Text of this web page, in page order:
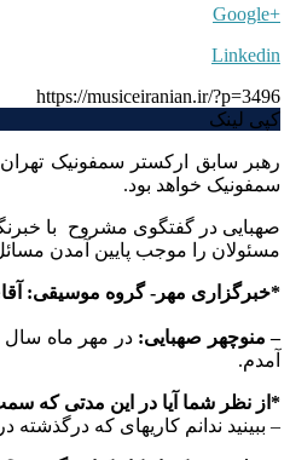
+Google
Linkedin
https://musiceiranian.ir/?p=3496
کپی لینک
رهبر سابق ارکستر سمفونیک
سمفونیک خواهد بود.
صهبایی در گفتگوی مشروح با
مسئولان را موجب پایین آمدن
*خبرگزاری مهر- گروه موسیقی:
– منوچهر صهبایی:
آمدم.
*از نظر شما آیا در این مدتی که
– ببینید ندانم کاریهای که